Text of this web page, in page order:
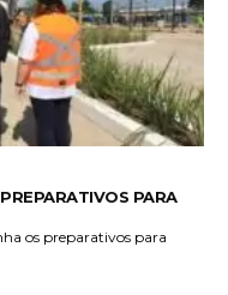
PARA
os preparativos para